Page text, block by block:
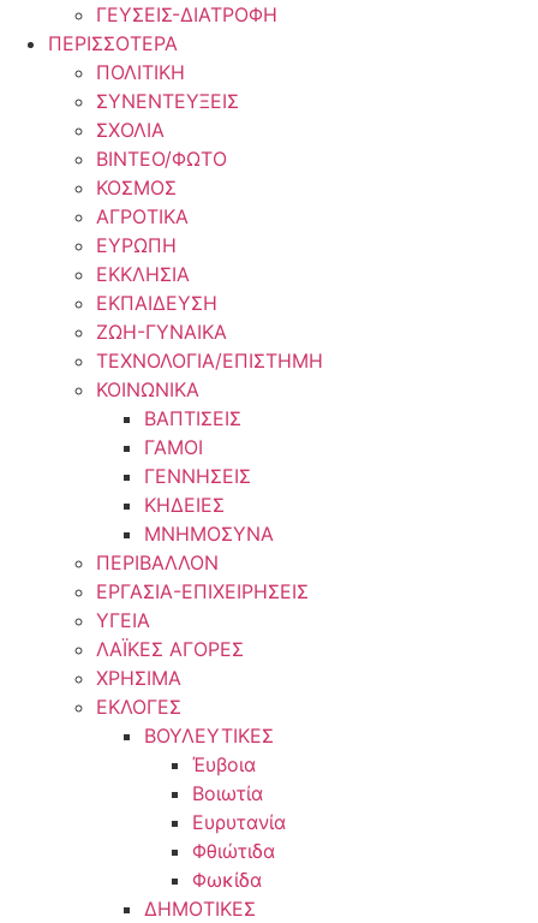
ΓΕΥΣΕΙΣ-ΔΙΑΤΡΟΦΗ
ΠΕΡΙΣΣΟΤΕΡΑ
ΠΟΛΙΤΙΚΗ
ΣΥΝΕΝΤΕΥΞΕΙΣ
ΣΧΟΛΙΑ
ΒΙΝΤΕΟ/ΦΩΤΟ
ΚΟΣΜΟΣ
ΑΓΡΟΤΙΚΑ
ΕΥΡΩΠΗ
ΕΚΚΛΗΣΙΑ
ΕΚΠΑΙΔΕΥΣΗ
ΖΩΗ-ΓΥΝΑΙΚΑ
ΤΕΧΝΟΛΟΓΙΑ/ΕΠΙΣΤΗΜΗ
ΚΟΙΝΩΝΙΚΑ
ΒΑΠΤΙΣΕΙΣ
ΓΑΜΟΙ
ΓΕΝΝΗΣΕΙΣ
ΚΗΔΕΙΕΣ
ΜΝΗΜΟΣΥΝΑ
ΠΕΡΙΒΑΛΛΟΝ
ΕΡΓΑΣΙΑ-ΕΠΙΧΕΙΡΗΣΕΙΣ
ΥΓΕΙΑ
ΛΑΪΚΕΣ ΑΓΟΡΕΣ
ΧΡΗΣΙΜΑ
ΕΚΛΟΓΕΣ
ΒΟΥΛΕΥΤΙΚΕΣ
Έυβοια
Βοιωτία
Ευρυτανία
Φθιώτιδα
Φωκίδα
ΔΗΜΟΤΙΚΕΣ